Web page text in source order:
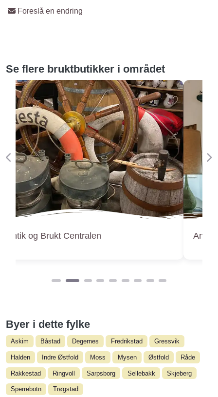
Foreslå en endring
Se flere bruktbutikker i området
Antikk Karlsen
Forige
Byer i dette fylke
Askim Båstad Degernes Fredrikstad Gressvik
Halden Indre Østfold Moss Mysen Østfold Råde
Rakkestad Ringvoll Sarpsborg Sellebakk Skjeberg
Sperrebotn Trøgstad